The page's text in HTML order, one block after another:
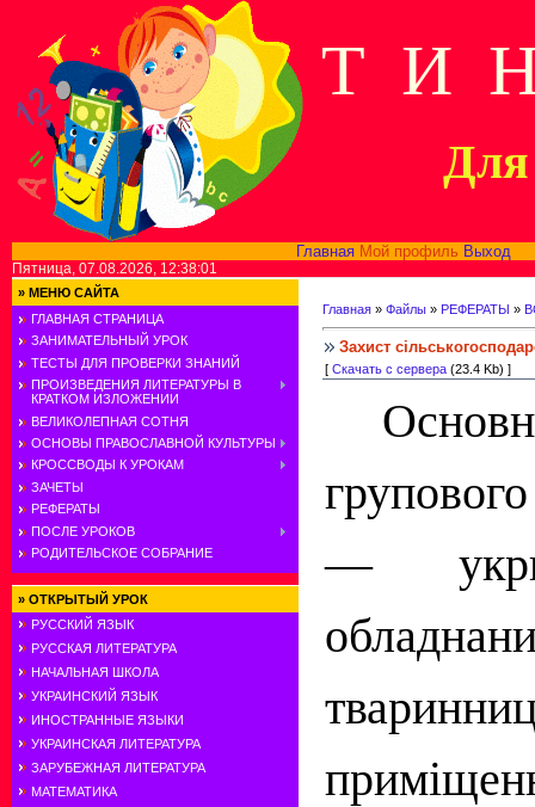
Т И
Для
Главная Мой профиль Выход
Пятница, 07.08.2026, 12:38:01
» МЕНЮ САЙТА
ГЛАВНАЯ СТРАНИЦА
ЗАНИМАТЕЛЬНЫЙ УРОК
ТЕСТЫ ДЛЯ ПРОВЕРКИ ЗНАНИЙ
ПРОИЗВЕДЕНИЯ ЛИТЕРАТУРЫ В
КРАТКОМ ИЗЛОЖЕНИИ
ВЕЛИКОЛЕПНАЯ СОТНЯ
ОСНОВЫ ПРАВОСЛАВНОЙ КУЛЬТУРЫ
КРОССВОДЫ К УРОКАМ
ЗАЧЕТЫ
РЕФЕРАТЫ
ПОСЛЕ УРОКОВ
РОДИТЕЛЬСКОЕ СОБРАНИЕ
» ОТКРЫТЫЙ УРОК
РУССКИЙ ЯЗЫК
РУССКАЯ ЛИТЕРАТУРА
НАЧАЛЬНАЯ ШКОЛА
УКРАИНСКИЙ ЯЗЫК
ИНОСТРАННЫЕ ЯЗЫКИ
УКРАИНСКАЯ ЛИТЕРАТУРА
ЗАРУБЕЖНАЯ ЛИТЕРАТУРА
МАТЕМАТИКА
Главная » Файлы » РЕФЕРАТЫ »
Захист
[ Скачать с сервера (23.4 Kb) ]
—